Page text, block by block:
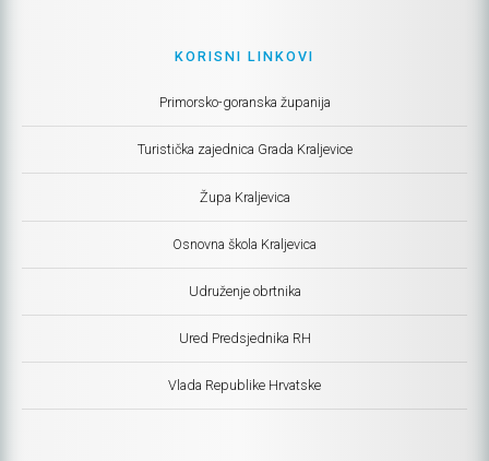
KORISNI LINKOVI
Primorsko-goranska županija
Turistička zajednica Grada Kraljevice
Župa Kraljevica
Osnovna škola Kraljevica
Udruženje obrtnika
Ured Predsjednika RH
Vlada Republike Hrvatske